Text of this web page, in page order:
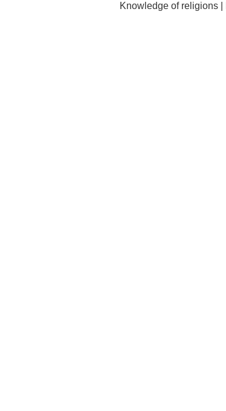
Knowledge of religions